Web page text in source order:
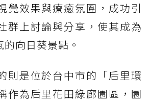
覺效果與療癒氛圍，成功引
群上討論與分享，使其成為
向日葵景點。
則是位於台中市的「后里環
作為后里花田綠廊園區，園